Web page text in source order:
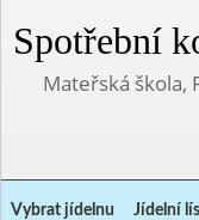
Spotřební
Mateřská škola,
Vybrat jídelnu Jídelní